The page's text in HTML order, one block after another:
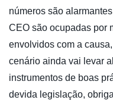
números são
CEO são ocupadas por
envolvidos com a
cenário ainda vai levar
instrumentos de boas
devida legislação,